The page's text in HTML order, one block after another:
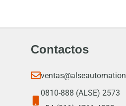
Contactos
ventas@alseautomation
0810-888 (ALSE) 2573